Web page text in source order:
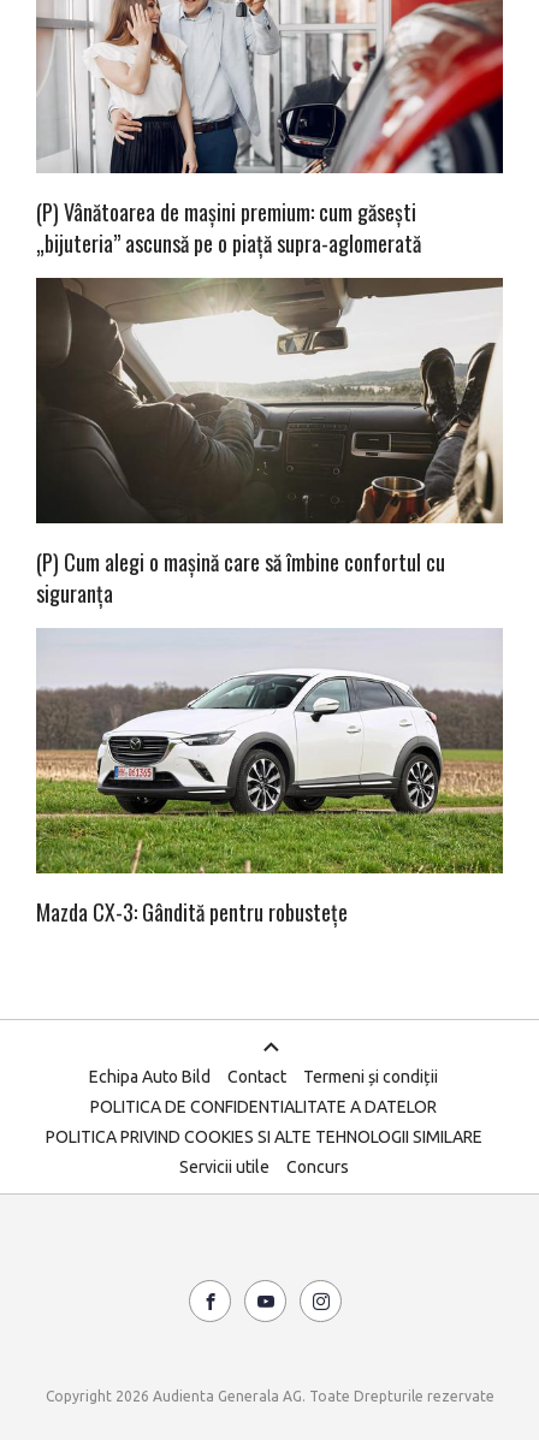
(P) Vânătoarea de mașini premium: cum găsești
„bijuteria” ascunsă pe o piață supra-aglomerată
(P) Cum alegi o mașină care să îmbine confortul cu
siguranța
Mazda CX-3: Gândită pentru robustețe
Echipa Auto Bild Contact
Termeni și condiții
POLITICA DE CONFIDENTIALITATE A DATELOR
POLITICA PRIVIND COOKIES SI ALTE TEHNOLOGII SIMILARE
Servicii utile
Concurs
Copyright 2026 Audienta Generala AG. Toate Drepturile rezervate